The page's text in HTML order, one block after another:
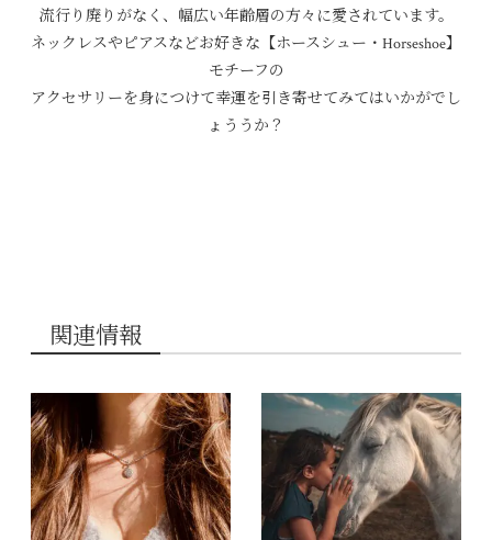
流行り廃りがなく、幅広い年齢層の方々に愛されています。
ネックレスやピアスなどお好きな【ホースシュー・Horseshoe】
モチーフの
アクセサリーを身につけて幸運を引き寄せてみてはいかがでし
ょううか？
関連情報